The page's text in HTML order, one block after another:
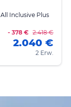
All Inclusive Plus
- 378 € 2.418 €
2.040 €
2 Erw.